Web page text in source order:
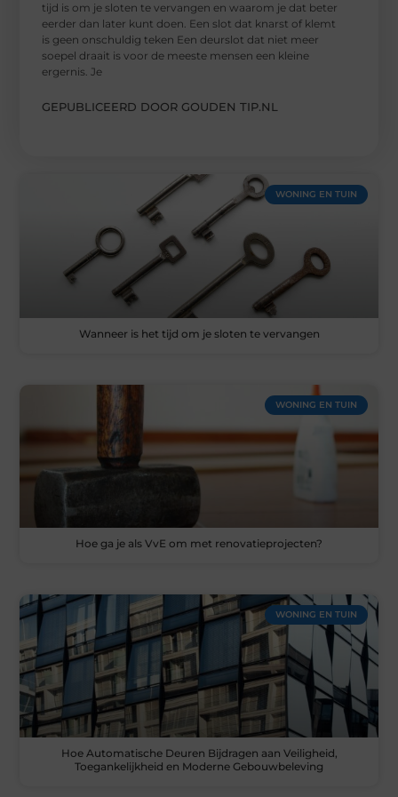
tijd is om je sloten te vervangen en waarom je dat beter
eerder dan later kunt doen. Een slot dat knarst of klemt
is geen onschuldig teken Een deurslot dat niet meer
soepel draait is voor de meeste mensen een kleine
ergernis. Je
GEPUBLICEERD DOOR GOUDEN TIP.NL
WONING EN TUIN
Wanneer is het tijd om je sloten te vervangen
WONING EN TUIN
Hoe ga je als VvE om met renovatieprojecten?
WONING EN TUIN
Hoe Automatische Deuren Bijdragen aan Veiligheid,
Toegankelijkheid en Moderne Gebouwbeleving